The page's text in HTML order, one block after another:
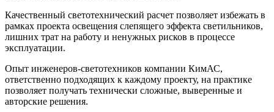
Качественный светотехнический расчет позволяет избежать в
рамках проекта освещения слепящего эффекта светильников,
лишних трат на работу и ненужных рисков в процессе
эксплуатации.
Опыт инженеров-светотехников компании КимАС,
ответственно подходящих к каждому проекту, на практике
позволяет получать технически сложные, выверенные и
авторские решения.